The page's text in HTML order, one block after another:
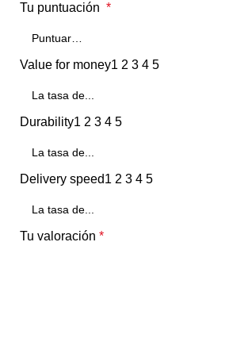
Tu puntuación *
Value for money1 2 3 4 5
Durability1 2 3 4 5
Delivery speed1 2 3 4 5
Tu valoración *